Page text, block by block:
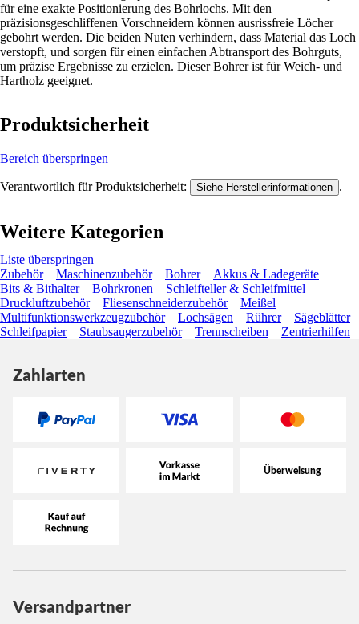
für eine exakte Positionierung des Bohrlochs. Mit den
präzisionsgeschliffenen Vorschneidern können ausrissfreie Löcher
gebohrt werden. Die beiden Nuten verhindern, dass Material das Loch
verstopft, und sorgen für einen einfachen Abtransport des Bohrguts,
um präzise Ergebnisse zu erzielen. Dieser Bohrer ist für Weich- und
Hartholz geeignet.
Produktsicherheit
Bereich überspringen
Verantwortlich für Produktsicherheit: Siehe Herstellerinformationen .
Weitere Kategorien
Liste überspringen
Zubehör
Maschinenzubehör Bohrer
Akkus & Ladegeräte
Bits & Bithalter
Bohrkronen
Schleifteller & Schleifmittel
Druckluftzubehör
Fliesenschneiderzubehör
Meißel
Multifunktionswerkzeugzubehör
Lochsägen Rührer
Sägeblätter
Schleifpapier
Staubsaugerzubehör Trennscheiben Zentrierhilfen
Zahlarten
Versandpartner